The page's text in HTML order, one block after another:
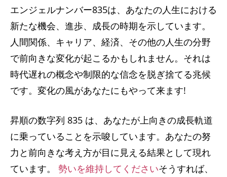
エンジェルナンバー835は、あなたの人生における
新たな機会、進歩、成長の時期を示しています。
人間関係、キャリア、経済、その他の人生の分野
で前向きな変化が起こるかもしれません。それは
時代遅れの概念や制限的な信念を脱ぎ捨てる兆候
です。変化の風があなたにもやって来ます!
昇順の数字列 835 は、あなたが上向きの成長軌道
に乗っていることを示唆しています。あなたの努
力と前向きな考え方が目に見える結果として現れ
ています。 勢いを維持してくださいそうすれば、